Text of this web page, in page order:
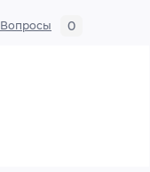
Вопросы 0